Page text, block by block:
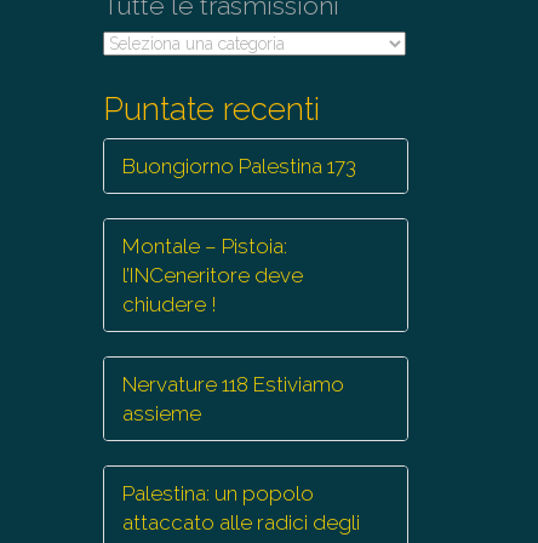
Tutte
Puntate recenti
Buongiorno Palestina 173
Montale – Pistoia:
l’INCeneritore deve
chiudere !
Nervature 118 Estiviamo
assieme
Palestina: un popolo
attaccato alle radici degli